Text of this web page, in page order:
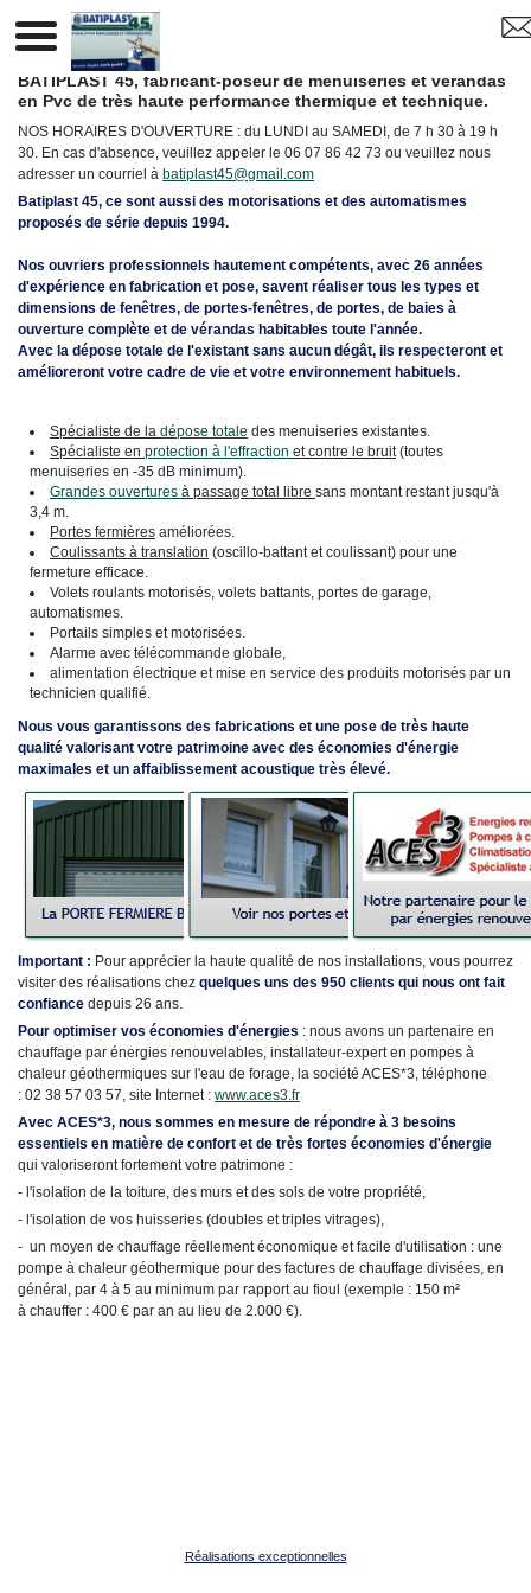
BATIPLAST 45, fabricant-poseur de menuiseries et vérandas
en Pvc de très haute performance thermique et technique.
NOS HORAIRES D'OUVERTURE : du LUNDI au SAMEDI, de 7 h 30 à 19 h
30. En cas d'absence, veuillez appeler le 06 07 86 42 73 ou veuillez nous
adresser un courriel à batiplast45@gmail.com
Batiplast 45, ce sont aussi des motorisations et des automatismes
proposés de série depuis 1994.
Nos ouvriers professionnels hautement compétents, avec 26 années
d'expérience en fabrication et pose, savent réaliser tous les types et
dimensions de fenêtres, de portes-fenêtres, de portes, de baies à
ouverture complète et de vérandas habitables toute l'année.
Avec la dépose totale de l'existant sans aucun dégât, ils respecteront et
amélioreront votre cadre de vie et votre environnement habituels.
Spécialiste de la dépose totale des menuiseries existantes.
Spécialiste en protection à l'effraction et contre le bruit(toutes
menuiseries en -35 dB minimum).
Grandes ouvertures à passage total libre sans montant restant jusqu'à
3,4 m.
Portes fermières améliorées.
Coulissants à translation (oscillo-battant et coulissant) pour une
fermeture efficace.
Volets roulants motorisés, volets battants, portes de garage,
automatismes.
Portails simples et motorisées.
Alarme avec télécommande globale,
alimentation électrique et mise en service des produits motorisés par un
technicien qualifié.
Nous vous garantissons des fabrications et une pose de très haute
qualité valorisant votre patrimoine avec des économies d'énergie
maximales et un affaiblissement acoustique très élevé.
Important : Pour apprécier la haute qualité de nos installations, vous pourrez
visiter des réalisations chez quelques uns des 950 clients qui nous ont fait
confiance depuis 26 ans.
Pour optimiser vos économies d'énergies : nous avons un partenaire en
chauffage par énergies renouvelables, installateur-expert en pompes à
chaleur géothermiques sur l'eau de forage, la société ACES*3, téléphone
: 02 38 57 03 57, site Internet : www.aces3.fr
Avec ACES*3, nous sommes en mesure de répondre à 3 besoins
essentiels en matière de confort et de très fortes économies d'énergie
qui valoriseront fortement votre patrimone :
- l'isolation de la toiture, des murs et des sols de votre propriété,
- l'isolation de vos huisseries (doubles et triples vitrages),
- un moyen de chauffage réellement économique et facile d'utilisation : une
pompe à chaleur géothermique pour des factures de chauffage divisées, en
général, par 4 à 5 au minimum par rapport au fioul (exemple : 150 m²
à chauffer : 400 € par an au lieu de 2.000 €).
Réalisations exceptionnelles